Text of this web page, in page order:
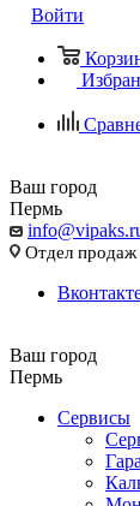
Войти
Ваш город
Пермь
Отдел продаж
Ваш город
Пермь
Сервисы